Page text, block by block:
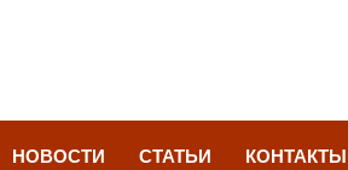
НОВОСТИ СТАТЬИ КОНТАКТЫ